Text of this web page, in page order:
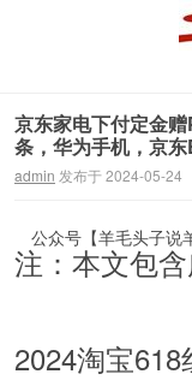
京东家电下付定金
条，华为手机，京东
admin 发布于 2024-05-24
公众号【羊毛头子说
注：本文包
2024淘宝618